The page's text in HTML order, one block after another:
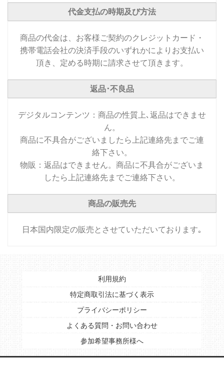
代金支払の時期及び方法
商品の代金は、お客様ご契約のクレジットカード・
携帯電話会社の決済手段のいずれかによりお支払い
頂き、定める時期に請求させて頂きます。
返品･不良品
デジタルコンテンツ：商品の性質上､返品はできませ
ん。
商品に不具合がございましたら上記連絡先までご連
絡下さい。
物販：返品はできません。商品に不具合がございま
したら上記連絡先までご連絡下さい。
商品の販売先
日本国内限定の販売とさせていただいております｡
利用規約
特定商取引法に基づく表示
プライバシーポリシー
よくある質問・お問い合わせ
参加希望事務所様へ